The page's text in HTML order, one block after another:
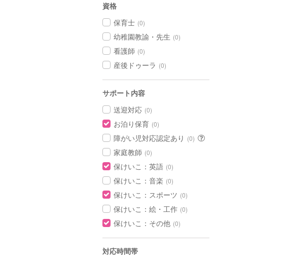
資格
保育士 (0)
幼稚園教諭・先生 (0)
看護師 (0)
産後ドゥーラ (0)
サポート内容
送迎対応 (0)
お泊り保育 (0)
障がい児対応認定あり (0)
家庭教師 (0)
保けいこ：英語 (0)
保けいこ：音楽 (0)
保けいこ：スポーツ (0)
保けいこ：絵・工作 (0)
保けいこ：その他 (0)
対応時間帯